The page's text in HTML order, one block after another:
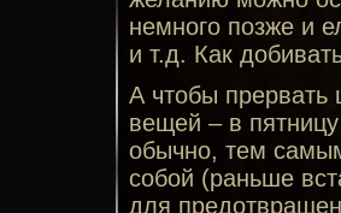
немного позже и
и т.д. Как
А чтобы прервать
вещей – в
обычно, тем
собой (раньше
для